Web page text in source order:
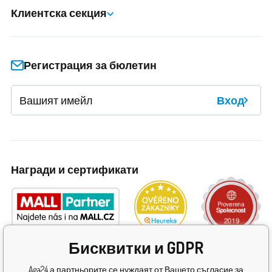
Клиентска секция
Регистрация за бюлетин
Вход
Награди и сертификати
Бисквитки и GDPR
Aga24 а партньорите се нуждаят от Вашето съгласие за